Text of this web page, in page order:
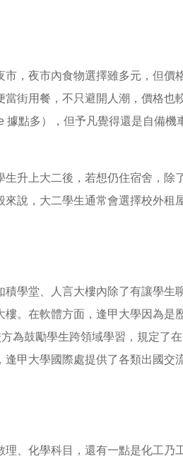
，夜市內食物選擇雖多元，但價
街用餐，不只避開人潮，價格也
點多），但予凡覺得還是自備機
升上大二後，若想仍住宿舍，除
說，大二學生通常會選擇校外租
學堂、人言大樓內除了有讓學生
。在軟體方面，逢甲大學因為是
為鼓勵學生跨領域學習，規定了
甲大學國際處提供了各類出國交
、化學科目，還有一點是化工乃